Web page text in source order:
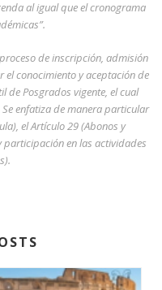
al igual que el cronograma
de inscripción, admisión
conocimiento y aceptación de
de Posgrados vigente, el cual
Se enfatiza de manera particular
el Artículo 29 (Abonos y
participación en las actividades